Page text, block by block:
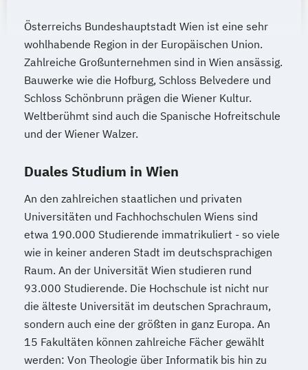
Österreichs Bundeshauptstadt Wien ist eine sehr
wohlhabende Region in der Europäischen Union.
Zahlreiche Großunternehmen sind in Wien ansässig.
Bauwerke wie die Hofburg, Schloss Belvedere und
Schloss Schönbrunn prägen die Wiener Kultur.
Weltberühmt sind auch die Spanische Hofreitschule
und der Wiener Walzer.
Duales Studium in Wien
An den zahlreichen staatlichen und privaten
Universitäten und Fachhochschulen Wiens sind
etwa 190.000 Studierende immatrikuliert - so viele
wie in keiner anderen Stadt im deutschsprachigen
Raum. An der Universität Wien studieren rund
93.000 Studierende. Die Hochschule ist nicht nur
die älteste Universität im deutschen Sprachraum,
sondern auch eine der größten in ganz Europa. An
15 Fakultäten können zahlreiche Fächer gewählt
werden: Von Theologie über Informatik bis hin zu